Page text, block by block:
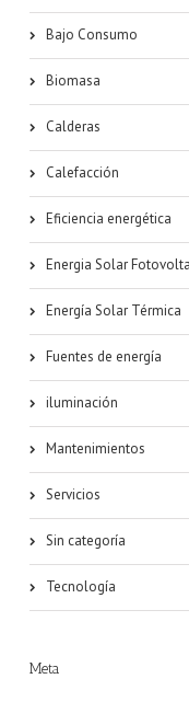
Bajo Consumo
Biomasa
Calderas
Calefacción
Eficiencia energética
Energia Solar
Energía Solar Térmica
Fuentes de energía
iluminación
Mantenimientos
Servicios
Sin categoría
Tecnología
Meta